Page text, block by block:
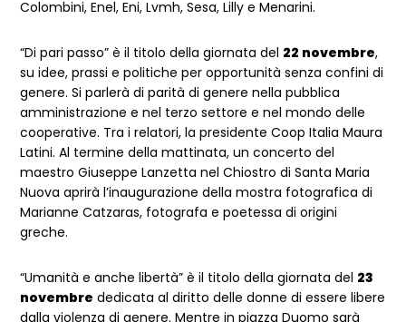
Colombini, Enel, Eni, Lvmh, Sesa, Lilly e Menarini.
“Di pari passo” è il titolo della giornata del 22 novembre,
su idee, prassi e politiche per opportunità senza confini di
genere. Si parlerà di parità di genere nella pubblica
amministrazione e nel terzo settore e nel mondo delle
cooperative. Tra i relatori, la presidente Coop Italia Maura
Latini. Al termine della mattinata, un concerto del
maestro Giuseppe Lanzetta nel Chiostro di Santa Maria
Nuova aprirà l’inaugurazione della mostra fotografica di
Marianne Catzaras, fotografa e poetessa di origini
greche.
“Umanità e anche libertà” è il titolo della giornata del 23
novembre dedicata al diritto delle donne di essere libere
dalla violenza di genere. Mentre in piazza Duomo sarà